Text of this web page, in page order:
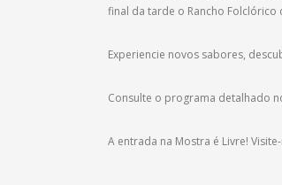
final da tarde o Rancho Folclórico
Experiencie novos sabores,
Consulte o programa detalhado
A entrada na Mostra é Livre!